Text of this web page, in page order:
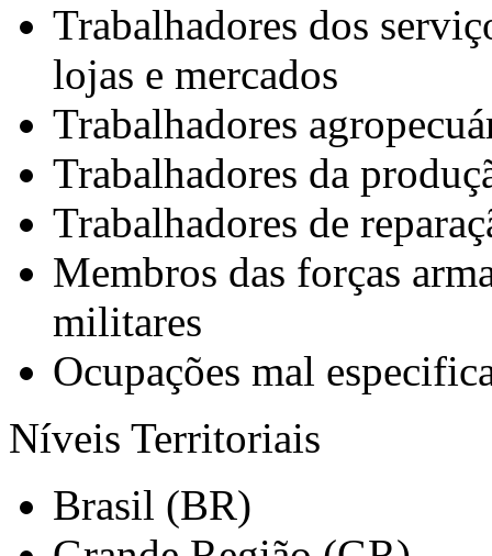
Trabalhadores dos
lojas e mercados
Trabalhadores
Trabalhadores da
Trabalhadores de
Membros das forças
militares
Ocupações mal
Níveis Territoriais
Brasil (BR)